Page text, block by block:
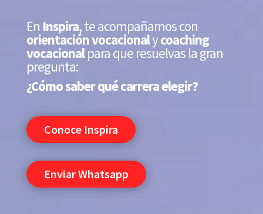
En Inspira, te acompañamos con
orientación vocacionalycoaching
vocacionalpara que resuelvas la gran
pregunta:
¿Cómo saber qué carrera elegir?
Conoce Inspira
Enviar Whatsapp